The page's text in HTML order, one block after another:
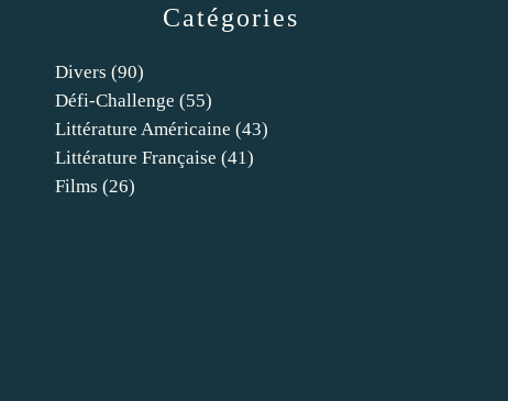
Catégories
Divers (90)
Défi-Challenge (55)
Littérature Américaine (43)
Littérature Française (41)
Films (26)